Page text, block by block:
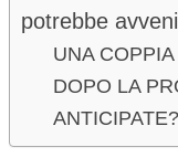
potrebbe
UNA
DOPO LA
ANTICIPATE?